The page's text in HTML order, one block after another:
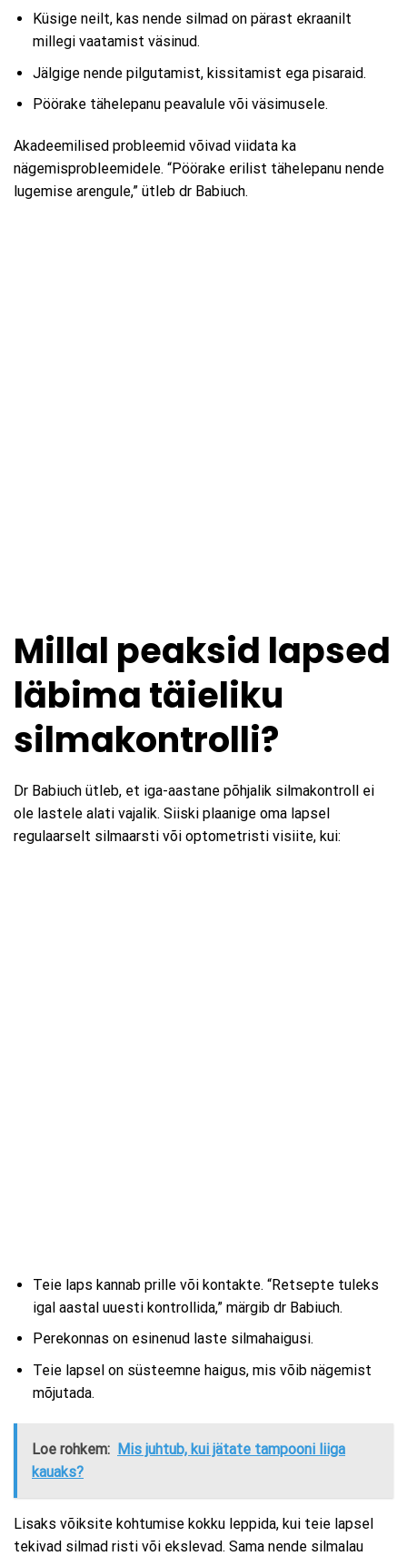
Küsige neilt, kas nende silmad on pärast ekraanilt
millegi vaatamist väsinud.
Jälgige nende pilgutamist, kissitamist ega pisaraid.
Pöörake tähelepanu peavalule või väsimusele.
Akadeemilised probleemid võivad viidata ka
nägemisprobleemidele. “Pöörake erilist tähelepanu nende
lugemise arengule,” ütleb dr Babiuch.
Millal peaksid lapsed
läbima täieliku
silmakontrolli?
Dr Babiuch ütleb, et iga-aastane põhjalik silmakontroll ei
ole lastele alati vajalik. Siiski plaanige oma lapsel
regulaarselt silmaarsti või optometristi visiite, kui:
Teie laps kannab prille või kontakte. “Retsepte tuleks
igal aastal uuesti kontrollida,” märgib dr Babiuch.
Perekonnas on esinenud laste silmahaigusi.
Teie lapsel on süsteemne haigus, mis võib nägemist
mõjutada.
Loe rohkem: Mis juhtub, kui jätate tampooni liiga
kauaks?
Lisaks võiksite kohtumise kokku leppida, kui teie lapsel
tekivad silmad risti või ekslevad. Sama nende silmalau